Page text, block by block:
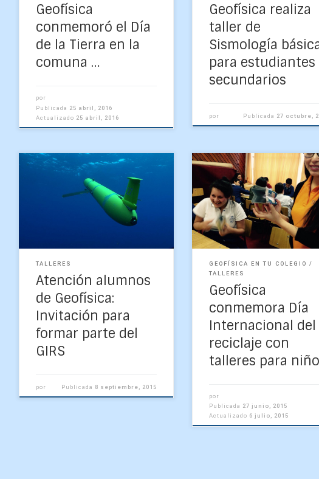
Geofísica
conmemoró el Día
de la Tierra en la
comuna …
por
Publicada 25 abril, 2016
Actualizado 25 abril, 2016
Geofísica realiza
taller de
Sismología
para estudiantes
secundarios
por Publicada 27 octubre,
El Grupo de interés en Robótica
Submarina (GIRS) de la UDEC,
junto al Profesor Victor
Villagrán, Ingeniero jefe del
Laboratorio MidGeo, invitan a
TALLERES
Atención alumnos
de Geofísica:
Invitación para
formar parte del
GIRS
por Publicada 8 septiembre, 2015
“Aprendiendo a reciclar”
nombre del taller de
medioambiental con
nuestra carrera
recorriendo
establecimientos de la
del Biobío […]
GEOFÍSICA EN TU COLEGIO
TALLERES
Geofísica
conmemora Día
Internacional del
reciclaje con
talleres para
por
Publicada 27 junio, 2015
Actualizado 6 julio, 2015